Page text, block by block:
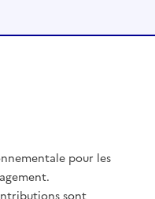
pour les